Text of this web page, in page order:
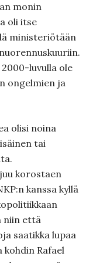
monin
oli itse
ministeriötään
luvulla ole
ongelmien ja
olisi noina
tai
korostaen
kanssa kyllä
niin että
saatikka lupaa
Rafael